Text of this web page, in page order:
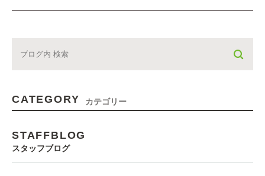
CATEGORY カテゴリー
STAFFBLOG
スタッフブログ